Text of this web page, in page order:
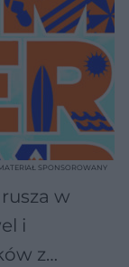
w
i
z
SPONSOROWANY